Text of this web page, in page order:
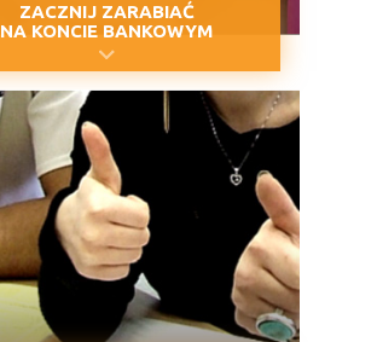
ZACZNIJ ZARABIAĆ
NA KONCIE BANKOWYM